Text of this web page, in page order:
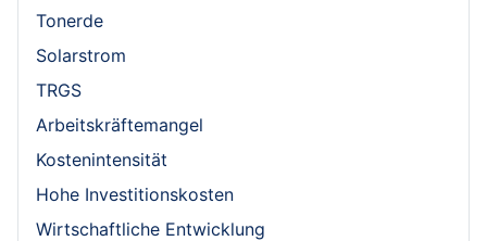
Tonerde
Solarstrom
TRGS
Arbeitskräftemangel
Kostenintensität
Hohe Investitionskosten
Wirtschaftliche Entwicklung